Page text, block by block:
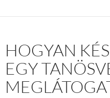
HOGYAN
EGY